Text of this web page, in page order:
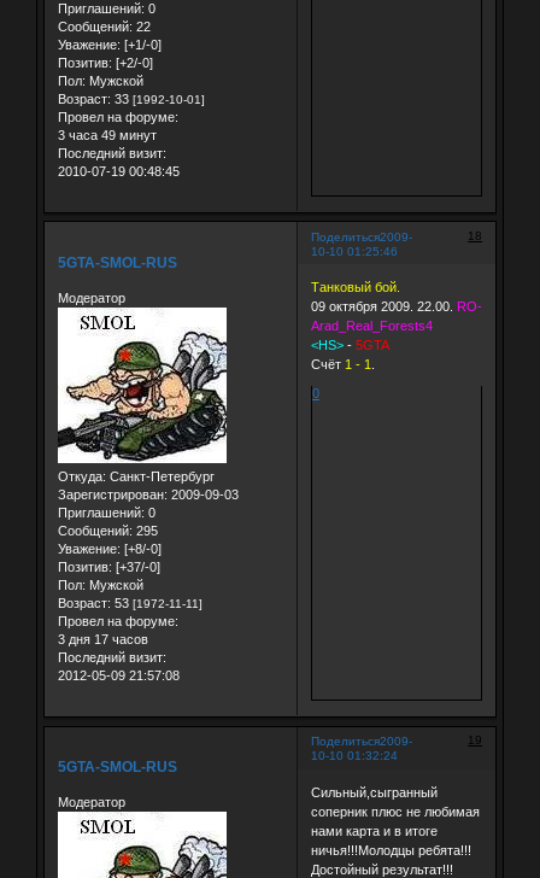
Приглашений: 0
Сообщений: 22
Уважение: [+1/-0]
Позитив: [+2/-0]
Пол: Мужской
Возраст: 33 [1992-10-01]
Провел на форуме:
3 часа 49 минут
Последний визит:
2010-07-19 00:48:45
Поделиться 18
2009-
10-10 01:25:46
5GTA-SMOL-RUS
Модератор
Откуда: Санкт-Петербург
Зарегистрирован: 2009-09-03
Приглашений: 0
Сообщений: 295
Уважение: [+8/-0]
Позитив: [+37/-0]
Пол: Мужской
Возраст: 53 [1972-11-11]
Провел на форуме:
3 дня 17 часов
Последний визит:
2012-05-09 21:57:08
Танковый бой.
09 октября 2009. 22.00. RO-
Arad_Real_Forests4
<HS>- 5GTA
Счёт 1 - 1.
0
Поделиться 19
2009-
10-10 01:32:24
5GTA-SMOL-RUS
Модератор
Сильный,сыгранный
соперник плюс не любимая
нами карта и в итоге
ничья!!!Молодцы ребята!!!
Достойный результат!!!